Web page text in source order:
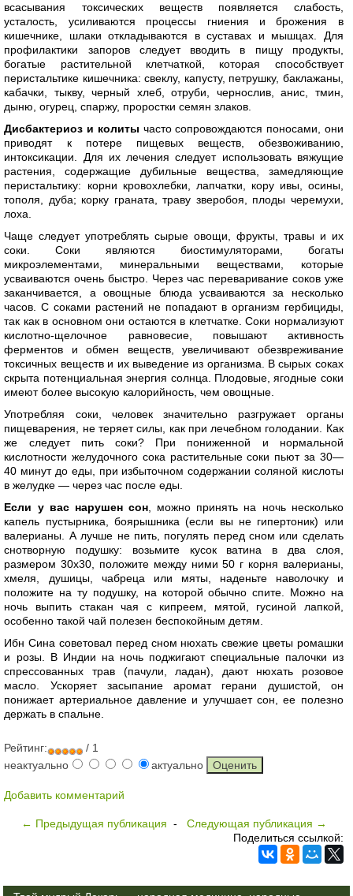
всасывания токсических веществ появляется слабость,
усталость, усиливаются процессы гниения и брожения в
кишечнике, шлаки откладываются в суставах и мышцах. Для
профилактики запоров следует вводить в пищу продукты,
богатые растительной клетчаткой, которая способствует
перистальтике кишечника: свеклу, капусту, петрушку, баклажаны,
кабачки, тыкву, черный хлеб, отруби, чернослив, анис, тмин,
дыню, огурец, спаржу, проростки семян злаков.
Дисбактериоз и колиты часто сопровождаются поносами, они
приводят к потере пищевых веществ, обезвоживанию,
интоксикации. Для их лечения следует использовать вяжущие
растения, содержащие дубильные вещества, замедляющие
перистальтику: корни кровохлебки, лапчатки, кору ивы, осины,
тополя, дуба; корку граната, траву зверобоя, плоды черемухи,
лоха.
Чаще следует употреблять сырые овощи, фрукты, травы и их
соки. Соки являются биостимуляторами, богаты
микроэлементами, минеральными веществами, которые
усваиваются очень быстро. Через час переваривание соков уже
заканчивается, а овощные блюда усваиваются за несколько
часов. С соками растений не попадают в организм гербициды,
так как в основном они остаются в клетчатке. Соки нормализуют
кислотно-щелочное равновесие, повышают активность
ферментов и обмен веществ, увеличивают обезвреживание
токсичных веществ и их выведение из организма. В сырых соках
скрыта потенциальная энергия солнца. Плодовые, ягодные соки
имеют более высокую калорийность, чем овощные.
Употребляя соки, человек значительно разгружает органы
пищеварения, не теряет силы, как при лечебном голодании. Как
же следует пить соки? При пониженной и нормальной
кислотности желудочного сока растительные соки пьют за 30—
40 минут до еды, при избыточном содержании соляной кислоты
в желудке — через час после еды.
Если у вас нарушен сон , можно принять на ночь несколько
капель пустырника, боярышника (если вы не гипертоник) или
валерианы. А лучше не пить, погулять перед сном или сделать
снотворную подушку: возьмите кусок ватина в два слоя,
размером 30x30, положите между ними 50 г корня валерианы,
хмеля, душицы, чабреца или мяты, наденьте наволочку и
положите на ту подушку, на которой обычно спите. Можно на
ночь выпить стакан чая с кипреем, мятой, гусиной лапкой,
особенно такой чай полезен беспокойным детям.
Ибн Сина советовал перед сном нюхать свежие цветы ромашки
и розы. В Индии на ночь поджигают специальные палочки из
спрессованных трав (пачули, ладан), дают нюхать розовое
масло. Ускоряет засыпание аромат герани душистой, он
понижает артериальное давление и улучшает сон, ее полезно
держать в спальне.
Рейтинг:
/ 1
неактуально
актуально
Добавить комментарий
← Предыдущая публикация - Следующая публикация →
Поделиться ссылкой: